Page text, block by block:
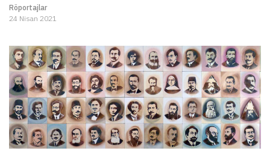
Röportajlar
24 Nisan 2021